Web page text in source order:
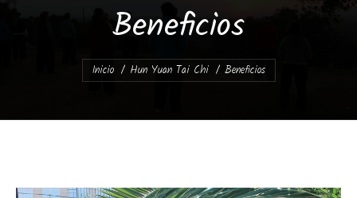
Beneficios
Estás aquí:
Inicio Hun Yuan Tai Chi Beneficios